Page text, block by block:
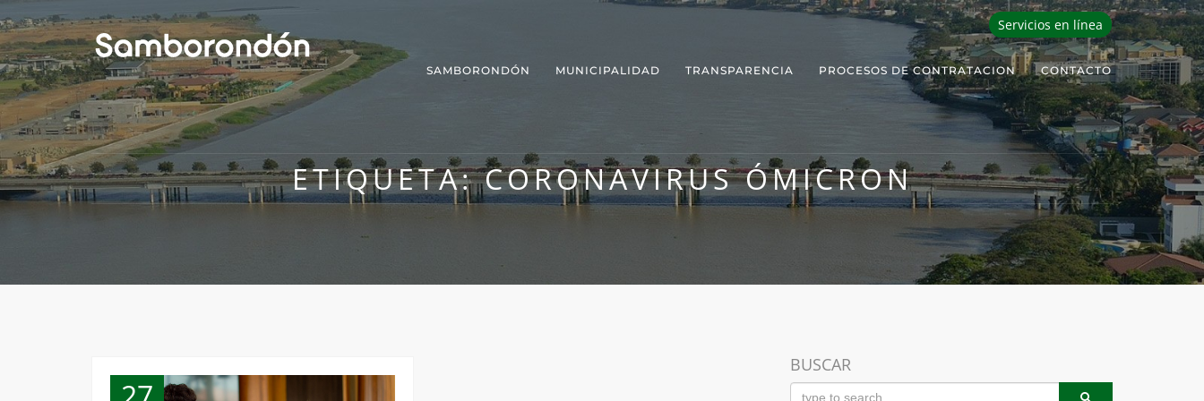
Servicios en línea
SAMBORONDÓN MUNICIPALIDAD TRANSPARENCIA PROCESOS DE CONTRATACION CONTACTO
ETIQUETA:CORONAVIRUS ÓMICRON
BUSCAR